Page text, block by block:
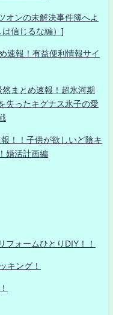
オンの未解決事件簿へよ
信じるな編）]
報！有益便利情報サイ
まとめ速報！超氷河期
失ったキグナス氷子の愛
！！子供が欲しいど陰キ
婚活計画編
フォームひとりDIY！！
キング！